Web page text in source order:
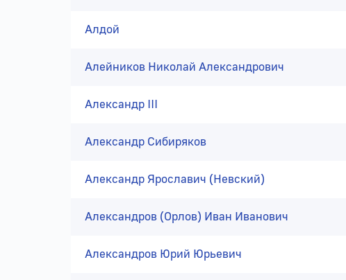
Алдой
Алейников Николай Александрович
Александр III
Александр Сибиряков
Александр Ярославич (Невский)
Александров (Орлов) Иван Иванович
Александров Юрий Юрьевич